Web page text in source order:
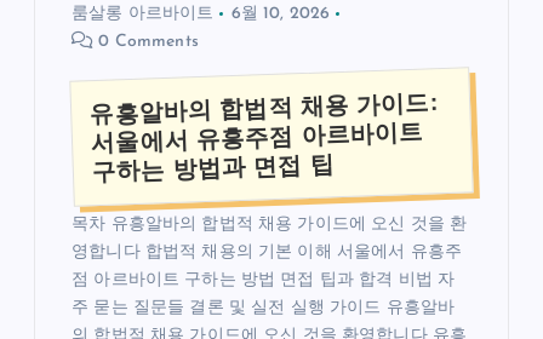
룸살롱 아르바이트
6월 10, 2026
0 Comments
유흥알바의 합법적 채용 가이드:
서울에서 유흥주점 아르바이트
구하는 방법과 면접 팁
목차 유흥알바의 합법적 채용 가이드에 오신 것을 환
영합니다 합법적 채용의 기본 이해 서울에서 유흥주
점 아르바이트 구하는 방법 면접 팁과 합격 비법 자
주 묻는 질문들 결론 및 실전 실행 가이드 유흥알바